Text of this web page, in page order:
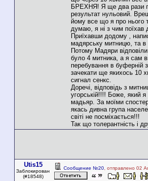
БРЕХНЯ! Я ще два рази
результат нульовий.
йому все що я про нього
думаю, я ні з чим поїхав
Приїхавши додому ,
мадярську митницю, та в
Потому Мадяри
було 4 митника, а я сам
перебування в буферній
зачекати ще якихось 10
сигнал сенкс.
Доречі, відповідь з
угорській!!!! Боже, який я
мадьяр. За моїми
якась дивна група
світі не посміхається!!!
Так що толерантність і
Utis15
Заблокирован
(#18548)
Сообщение №20 , отправлено 02